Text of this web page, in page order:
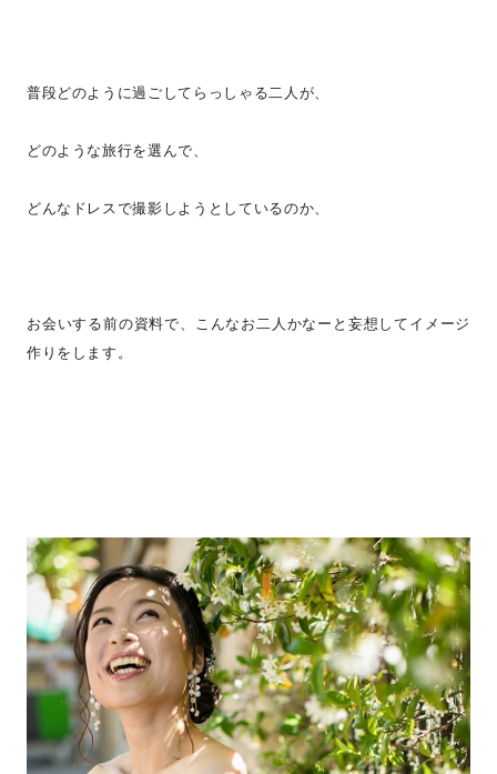
普段どのように過ごしてらっしゃる二人が、
どのような旅行を選んで、
どんなドレスで撮影しようとしているのか、
お会いする前の資料で、こんなお二人かなーと妄想してイメージ
作りをします。